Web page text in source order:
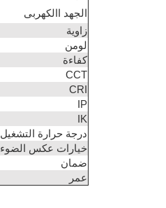
الجهد االكهربى
زاوية
لومن
كفاءة
CCT
CRI
IP
IK
درجة حرارة التشغيل
خيارات عكس الضوء
ضمان
عمر